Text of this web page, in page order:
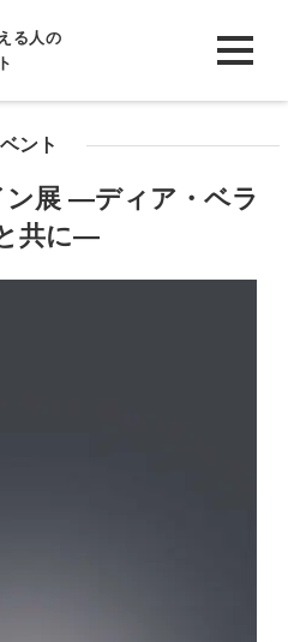
る人の
ント
ン展 ―ディア・ベラ
共に―